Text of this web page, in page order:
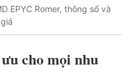
EPYC Romer, thông số và
cho mọi nhu